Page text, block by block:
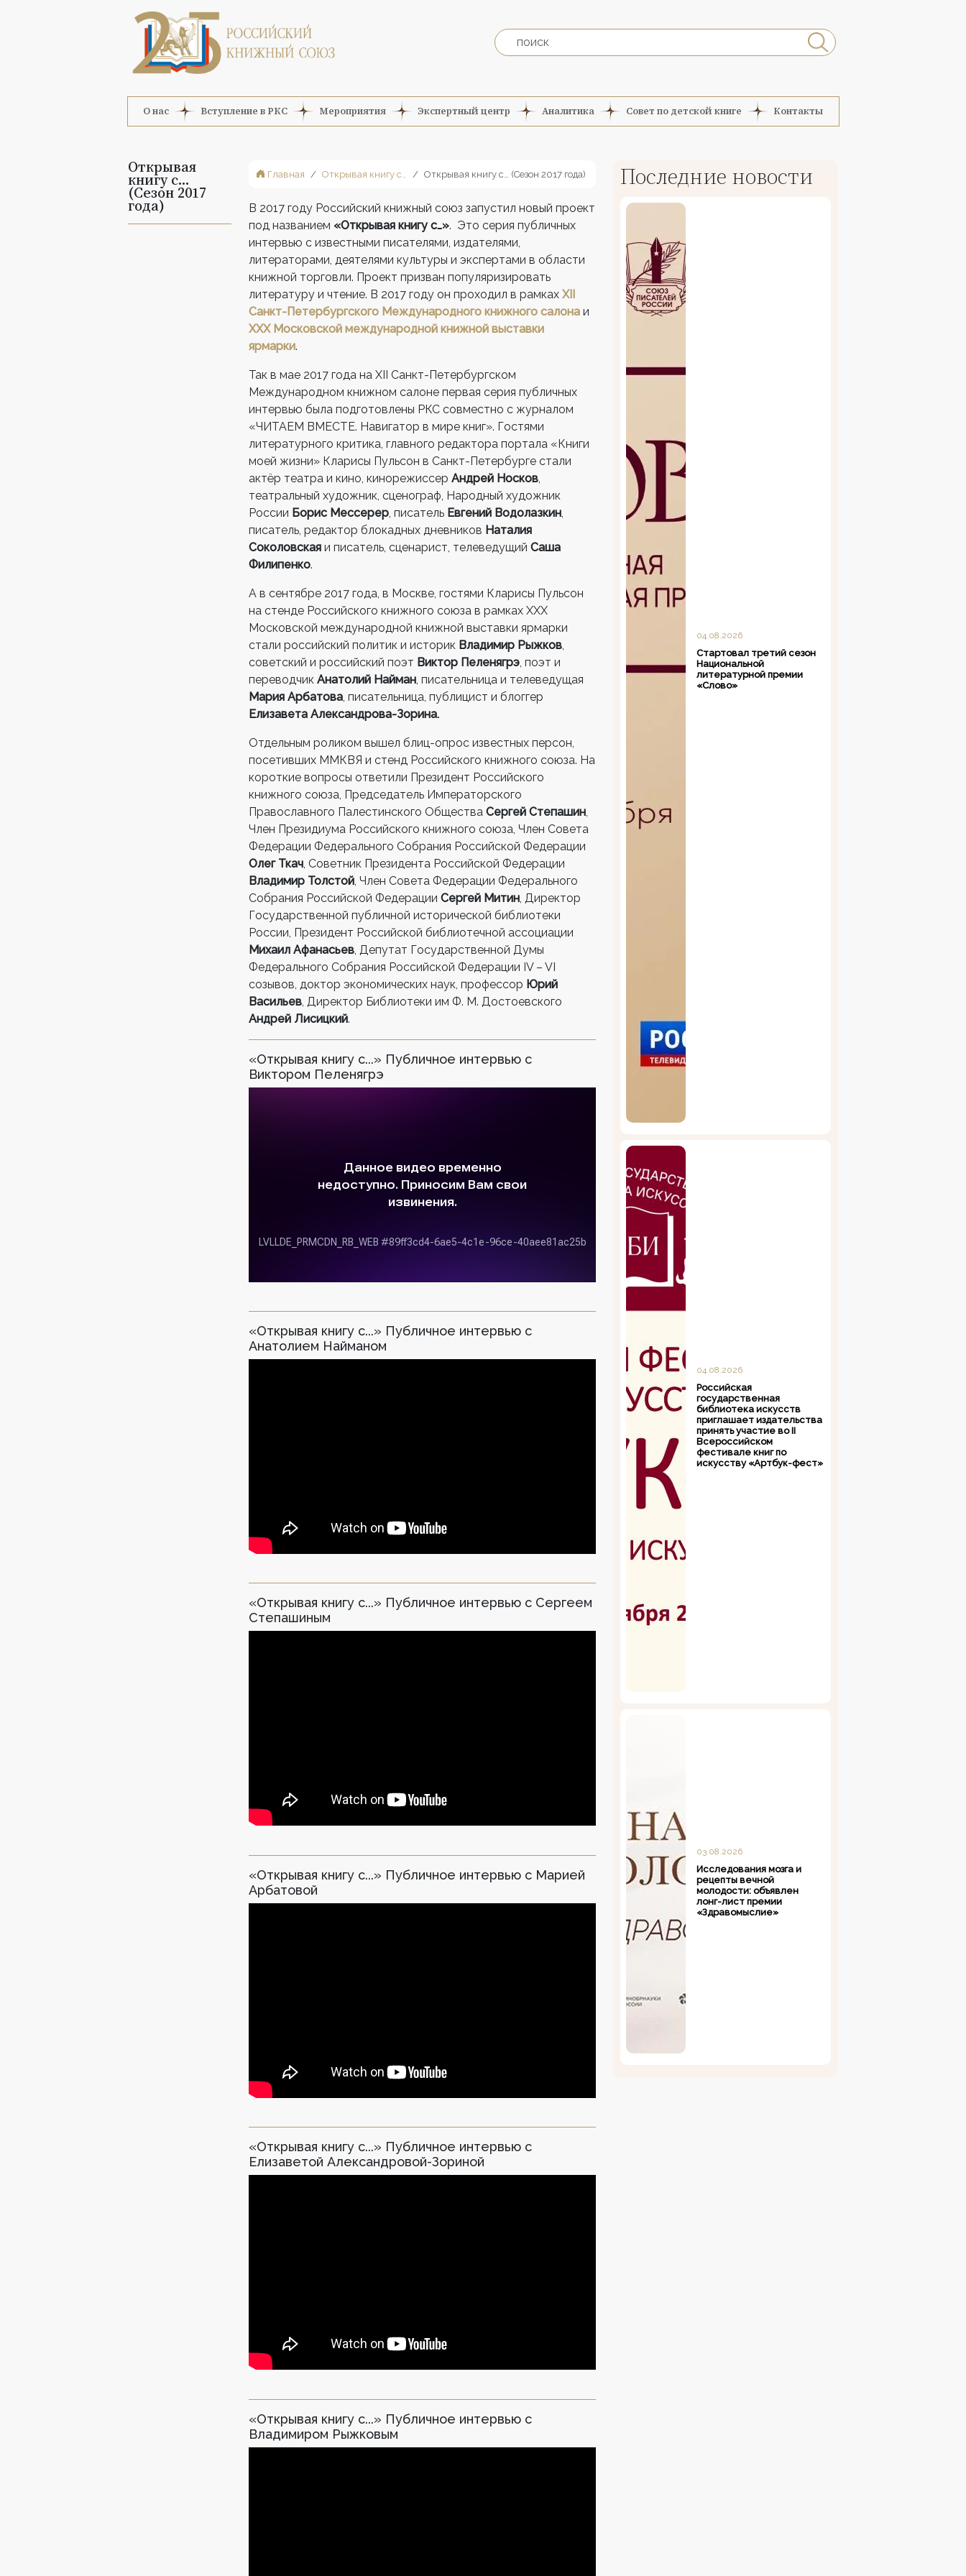
О нас Вступление в РКС Мероприятия Экспертный центр Аналитика Совет по детской книге Контакты
Открывая
книгу с…
(Сезон 2017
года)
Главная Открывая книгу с… Открывая книгу с… (Сезон 2017 года)
В 2017 году Российский книжный союз запустил новый проект
под названием «Открывая книгу с…». Это серия публичных
интервью с известными писателями, издателями,
литераторами, деятелями культуры и экспертами в области
книжной торговли. Проект призван популяризировать
литературу и чтение. В 2017 году он проходил в рамкахXII
Санкт-Петербургского Международного книжного салона и
XXX Московской международной книжной выставки
ярмарки.
Так в мае 2017 года на XII Санкт-Петербургском
Международном книжном салоне первая серия публичных
интервью была подготовлены РКС совместно с журналом
«ЧИТАЕМ ВМЕСТЕ. Навигатор в мире книг». Гостями
литературного критика, главного редактора портала «Книги
моей жизни» Кларисы Пульсон в Санкт-Петербурге стали
актёр театра и кино, кинорежиссерАндрей Носков
театральный художник, сценограф, Народный художник
России Борис Мессерер , писатель Евгений Водолазкин
писатель, редактор блокадных дневников Наталия
Соколовская и писатель, сценарист, телеведущийСаша
Филипенко.
А в сентябре 2017 года, в Москве, гостями Кларисы Пульсон
на стенде Российского книжного союза в рамках XXX
Московской международной книжной выставки ярмарки
стали российский политик и историк Владимир Рыжков
советский и российский поэт Виктор Пеленягрэ , поэт и
переводчикАнатолий Найман , писательница и телеведущая
Мария Арбатова , писательница, публицист и блоггер
Елизавета Александрова-Зорина.
Отдельным роликом вышел блиц-опрос известных персон,
посетивших ММКВЯ и стенд Российского книжного союза. На
короткие вопросы ответили Президент Российского
книжного союза, Председатель Императорского
Православного Палестинского ОбществаСергей Степашин
Член Президиума Российского книжного союза, Член Совета
Федерации Федерального Собрания Российской Федерации
Олег Ткач , Советник Президента Российской Федерации
Владимир Толстой , Член Совета Федерации Федерального
Собрания Российской ФедерацииСергей Митин , Директор
Государственной публичной исторической библиотеки
России, Президент Российской библиотечной ассоциации
Михаил Афанасьев , Депутат Государственной Думы
Федерального Собрания Российской Федерации IV – VI
созывов, доктор экономических наук, профессор Юрий
Васильев , Директор Библиотеки им Ф. М. Достоевского
Андрей Лисицкий.
«Открывая книгу с...» Публичное интервью с
Виктором Пеленягрэ
«Открывая книгу с...» Публичное интервью с
Анатолием Найманом
«Открывая книгу с...» Публичное интервью с Сергеем
Степашиным
«Открывая книгу с...» Публичное интервью с Марией
Арбатовой
«Открывая книгу с...» Публичное интервью с
Елизаветой Александровой-Зориной
«Открывая книгу с...» Публичное интервью с
Владимиром Рыжковым
Последние новости
04.08.2026
Стартовал третий сезон
Национальной
литературной премии
«Слово»
04.08.2026
Российская
государственная
библиотека искусств
приглашает издательства
принять участие во II
Всероссийском
фестивале книг по
искусству «Артбук-фест»
03.08.2026
Исследования мозга и
рецепты вечной
молодости: объявлен
лонг-лист премии
«Здравомыслие»